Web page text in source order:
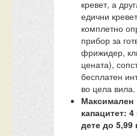
кревет, а
едични
комплетно
прибор за
фрижидер,
цената),
бесплатен
во цела вила.
Максимален
капацитет:4
дете до 5,99